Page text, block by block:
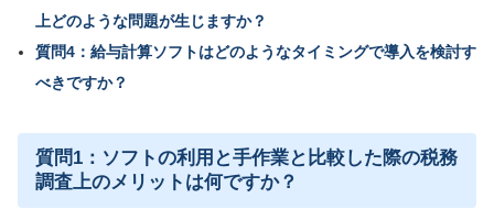
上どのような問題が生じますか？
質問4：給与計算ソフトはどのようなタイミングで導入を検討す
べきですか？
質問1：ソフトの利用と手作業と比較した際の税務
調査上のメリットは何ですか？